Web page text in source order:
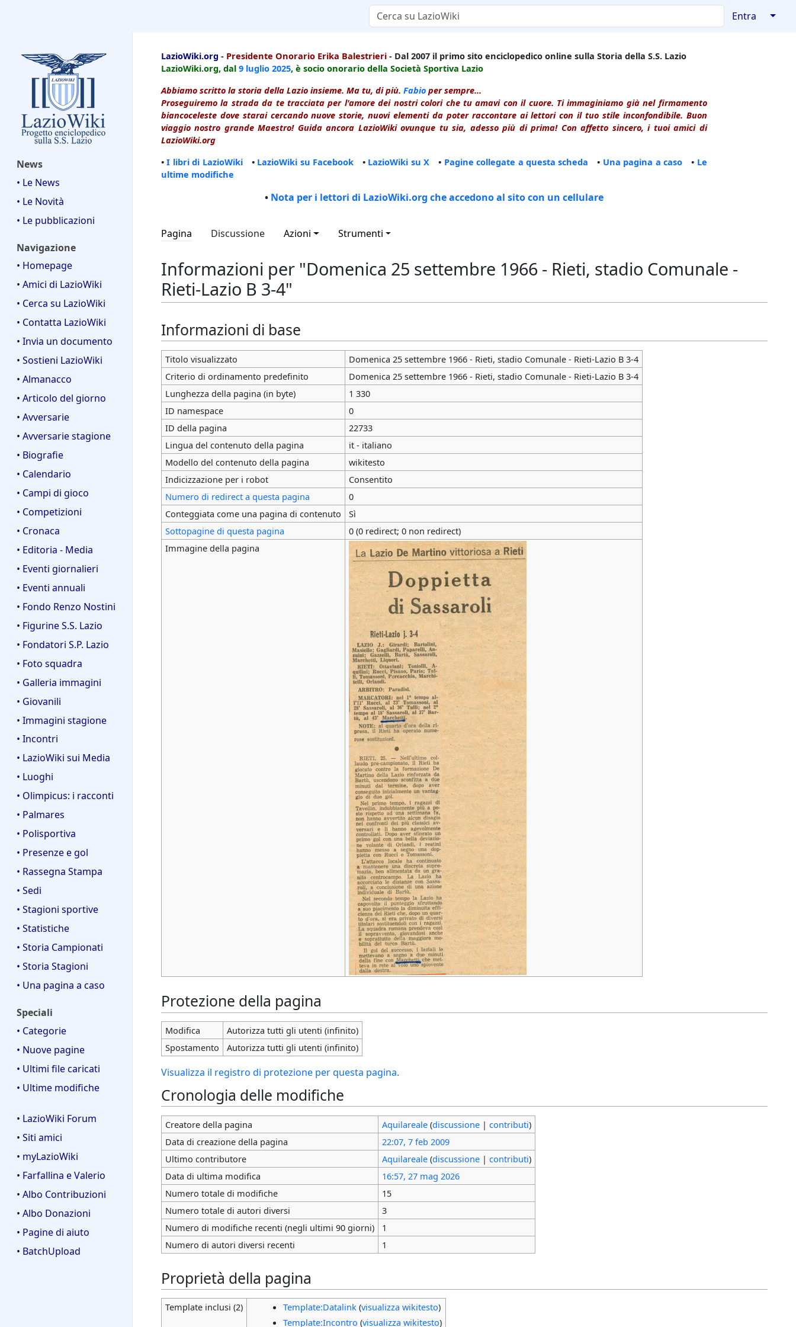
Entra ↓
News
• Le News
• Le Novità
• Le pubblicazioni
Navigazione
• Homepage
• Amici di LazioWiki
• Cerca su LazioWiki
• Contatta LazioWiki
• Invia un documento
• Sostieni LazioWiki
• Almanacco
• Articolo del giorno
• Avversarie
• Avversarie stagione
• Biografie
• Calendario
• Campi di gioco
• Competizioni
• Cronaca
• Editoria - Media
• Eventi giornalieri
• Eventi annuali
• Fondo Renzo Nostini
• Figurine S.S. Lazio
• Fondatori S.P. Lazio
• Foto squadra
• Galleria immagini
• Giovanili
• Immagini stagione
• Incontri
• LazioWiki sui Media
• Luoghi
• Olimpicus: i racconti
• Palmares
• Polisportiva
• Presenze e gol
• Rassegna Stampa
• Sedi
• Stagioni sportive
• Statistiche
• Storia Campionati
• Storia Stagioni
• Una pagina a caso
Speciali
• Categorie
• Nuove pagine
• Ultimi file caricati
• Ultime modifiche
• LazioWiki Forum
• Siti amici
• myLazioWiki
• Farfallina e Valerio
• Albo Contribuzioni
• Albo Donazioni
• Pagine di aiuto
• BatchUpload
LazioWiki.org - Presidente Onorario Erika Balestrieri - Dal 2007 il primo sito enciclopedico online sulla Storia della S.S. Lazio
LazioWiki.org, dal 9 luglio 2025, è socio onorario della Società Sportiva Lazio
Abbiamo scritto la storia della Lazio insieme. Ma tu, di più. Fabio per sempre...
Proseguiremo la strada da te tracciata per l'amore dei nostri colori che tu amavi con il cuore. Ti immaginiamo già nel firmamento
biancoceleste dove starai cercando nuove storie, nuovi elementi da poter raccontare ai lettori con il tuo stile inconfondibile. Buon
viaggio nostro grande Maestro! Guida ancora LazioWiki ovunque tu sia, adesso più di prima! Con affetto sincero, i tuoi amici di
LazioWiki.org
•I libri di LazioWiki• LazioWiki su Facebook • LazioWiki su X • Pagine collegate a questa scheda • Una pagina a caso • Le
ultime modifiche
• Nota per i lettori di LazioWiki.org che accedono al sito con un cellulare
Pagina Discussione Azioni Strumenti
Informazioni per "Domenica 25 settembre 1966 - Rieti, stadio Comunale -
Rieti-Lazio B 3-4"
Informazioni di base
Titolo visualizzato
Domenica 25 settembre 1966 - Rieti, stadio Comunale - Rieti-Lazio B 3-4
Criterio di ordinamento predefinito
Domenica 25 settembre 1966 - Rieti, stadio Comunale - Rieti-Lazio B 3-4
Lunghezza della pagina (in byte)
1 330
ID namespace
0
ID della pagina
22733
Lingua del contenuto della pagina
it - italiano
Modello del contenuto della pagina
wikitesto
Indicizzazione per i robot
Consentito
Numero di redirect a questa pagina
0
Conteggiata come una pagina di contenuto
Sì
Sottopagine di questa pagina
0 (0 redirect; 0 non redirect)
Immagine della pagina
Protezione della pagina
Modifica
Autorizza tutti gli utenti (infinito)
Spostamento
Autorizza tutti gli utenti (infinito)
Visualizza il registro di protezione per questa pagina.
Cronologia delle modifiche
Creatore della pagina Aquilareale (discussione| contributi)
Data di creazione della pagina
22:07, 7 feb 2009
Ultimo contributore
Aquilareale (discussione| contributi)
Data di ultima modifica
16:57, 27 mag 2026
Numero totale di modifiche
15
Numero totale di autori diversi
3
Numero di modifiche recenti (negli ultimi 90 giorni)
1
Numero di autori diversi recenti
1
Proprietà della pagina
Template inclusi (2) Template:Datalink(visualizza wikitesto)
Template:Incontro (visualizza wikitesto)